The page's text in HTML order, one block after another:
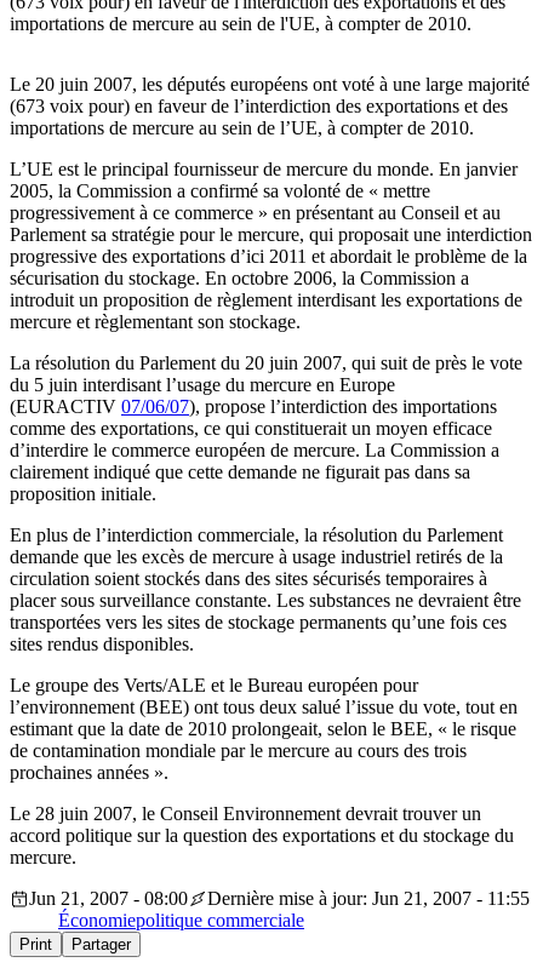
importations de mercure au sein de l'UE, à compter de 2010.
Le 20 juin 2007, les députés européens ont voté à une large majorité
(673 voix pour) en faveur de l’interdiction des exportations et des
importations de mercure au sein de l’UE, à compter de 2010.
L’UE est le principal fournisseur de mercure du monde. En janvier
2005, la Commission a confirmé sa volonté de « mettre
progressivement à ce commerce » en présentant au Conseil et au
Parlement sa stratégie pour le mercure, qui proposait une interdiction
progressive des exportations d’ici 2011 et abordait le problème de la
sécurisation du stockage. En octobre 2006, la Commission a
introduit un proposition de règlement interdisant les exportations de
mercure et règlementant son stockage.
La résolution du Parlement du 20 juin 2007, qui suit de près le vote
du 5 juin interdisant l’usage du mercure en Europe
(EURACTIV 07/06/07), propose l’interdiction des importations
comme des exportations, ce qui constituerait un moyen efficace
d’interdire le commerce européen de mercure. La Commission a
clairement indiqué que cette demande ne figurait pas dans sa
proposition initiale.
En plus de l’interdiction commerciale, la résolution du Parlement
demande que les excès de mercure à usage industriel retirés de la
circulation soient stockés dans des sites sécurisés temporaires à
placer sous surveillance constante. Les substances ne devraient être
transportées vers les sites de stockage permanents qu’une fois ces
sites rendus disponibles.
Le groupe des Verts/ALE et le Bureau européen pour
l’environnement (BEE) ont tous deux salué l’issue du vote, tout en
estimant que la date de 2010 prolongeait, selon le BEE, « le risque
de contamination mondiale par le mercure au cours des trois
prochaines années ».
Le 28 juin 2007, le Conseil Environnement devrait trouver un
accord politique sur la question des exportations et du stockage du
mercure.
Jun 21, 2007 - 08:00
Dernière mise à jour: Jun 21, 2007 - 11:55
Économiepolitique commerciale
Print Partager